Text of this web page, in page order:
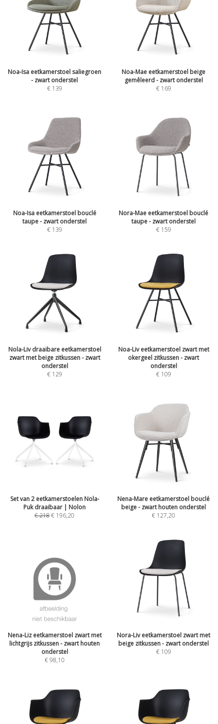
Noa-Isa eetkamerstoel saliegroen
- zwart onderstel
€ 139
Noa-Mae eetkamerstoel beige
gemêleerd - zwart onderstel
€ 169
Noa-Isa eetkamerstoel bouclé
taupe - zwart onderstel
€ 139
Nora-Mae eetkamerstoel bouclé
taupe - zwart onderstel
€ 159
Nola-Liv draaibare eetkamerstoel
zwart met beige zitkussen - zwart
onderstel
€ 129
Noa-Liv eetkamerstoel zwart met
okergeel zitkussen - zwart
onderstel
€ 109
Set van 2 eetkamerstoelen Nola-
Puk draaibaar | Nolon
€218€ 196,20
Nena-Mare eetkamerstoel bouclé
beige - zwart houten onderstel
€ 127,20
Nena-Liz eetkamerstoel zwart met
lichtgrijs zitkussen - zwart houten
onderstel
€98,10
Nora-Liv eetkamerstoel zwart met
beige zitkussen - zwart onderstel
€ 109